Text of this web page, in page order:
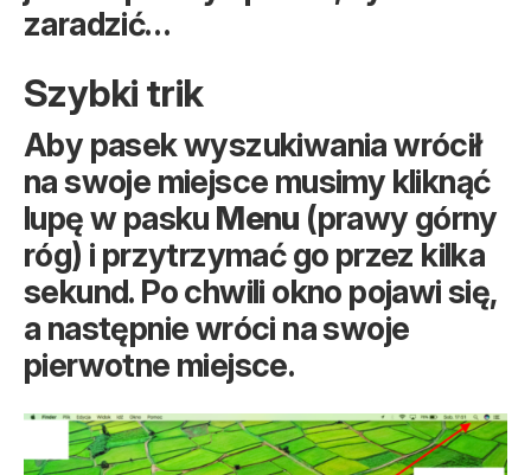
zaradzić…
Szybki trik
Aby pasek wyszukiwania wrócił
na swoje miejsce musimy kliknąć
lupę w pasku Menu (prawy górny
róg) i przytrzymać go przez kilka
sekund. Po chwili okno pojawi się,
a następnie wróci na swoje
pierwotne miejsce.